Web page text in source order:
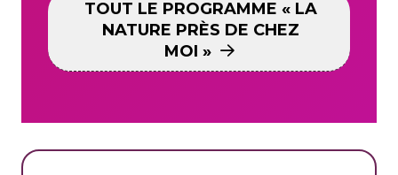
TOUT LE PROGRAMME « LA
NATURE PRÈS DE CHEZ
MOI »